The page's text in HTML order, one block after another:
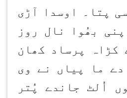
پتا۔ اوسدا آڑی
بھُوا نال روز
کڑاہ پرساد کھان
دے ما پیاں نے وی
اُلٹ جاندے پُتر